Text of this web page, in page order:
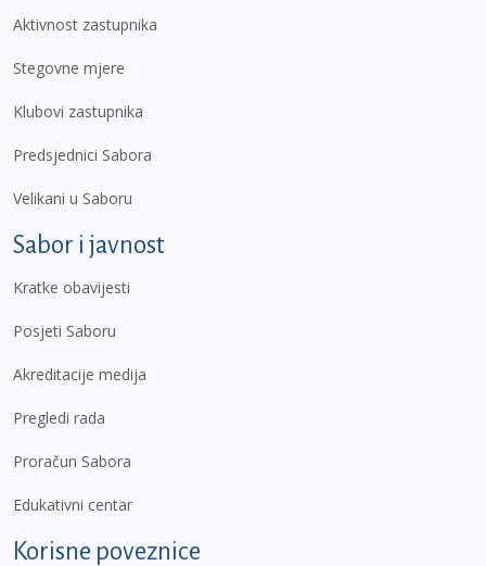
Aktivnost zastupnika
Stegovne mjere
Klubovi zastupnika
Predsjednici Sabora
Velikani u Saboru
Sabor i javnost
Kratke obavijesti
Posjeti Saboru
Akreditacije medija
Pregledi rada
Proračun Sabora
Edukativni centar
Korisne poveznice